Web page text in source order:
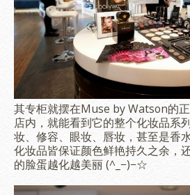
其专柜就摆在Muse by Watson的
店内，就能看到它的整个化妆品系
妆、修容、眼妆、唇妆，甚至是香
化妆品皆保证颜色鲜艳持久之余，
的脸蛋越化越美丽 (^_−)−☆